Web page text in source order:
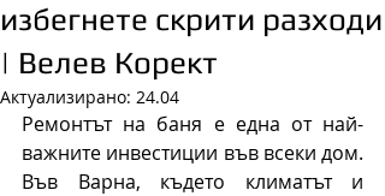
избегнете скрити разходи
| Велев Корект
Актуализирано: 24.04
Ремонтът на баня е една от най-
важните инвестиции във всеки дом.
Във Варна, където климатът и